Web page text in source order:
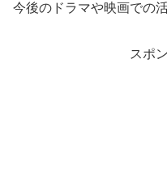
今後のドラマや映画での
スポ